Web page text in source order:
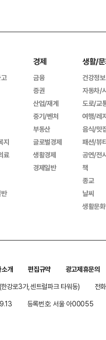
지
료
경제
금융
증권
산업/재계
중기/벤처
부동산
글로벌경제
생활경제
경제일반
생활/
건강정보
자동차/
도로/교
여행/레
음식/맛
패션/뷰
공연/전
책
종교
날씨
생활문
개 편집규약
광고제휴문의
강로3가,센트럴파크 타워동)
전
등록번호: 서울 아00055